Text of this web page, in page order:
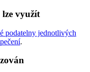
využít
podatelny jednotlivých
.